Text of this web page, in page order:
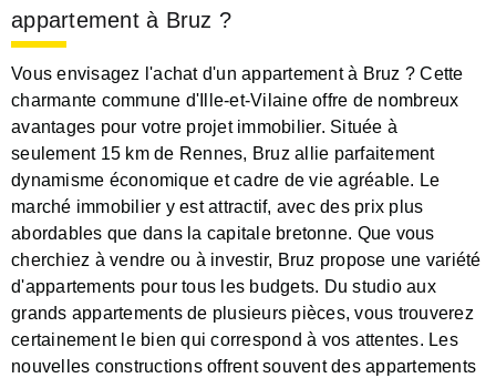
appartement à Bruz ?
Vous envisagez l'achat d'un appartement à Bruz ? Cette
charmante commune d'Ille-et-Vilaine offre de nombreux
avantages pour votre projet immobilier. Située à
seulement 15 km de Rennes, Bruz allie parfaitement
dynamisme économique et cadre de vie agréable. Le
marché immobilier y est attractif, avec des prix plus
abordables que dans la capitale bretonne. Que vous
cherchiez à vendre ou à investir, Bruz propose une variété
d'appartements pour tous les budgets. Du studio aux
grands appartements de plusieurs pièces, vous trouverez
certainement le bien qui correspond à vos attentes. Les
nouvelles constructions offrent souvent des appartements